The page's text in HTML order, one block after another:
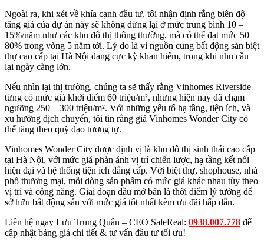
Ngoài ra, khi xét về khía cạnh đầu tư, tôi nhận định rằng biên độ
tăng giá của dự án này sẽ không dừng lại ở mức trung bình 10 –
15%/năm như các khu đô thị thông thường, mà có thể đạt mức 50 –
80% trong vòng 5 năm tới. Lý do là vì nguồn cung bất động sản biệt
thự cao cấp tại Hà Nội đang cực kỳ khan hiếm, trong khi nhu cầu
lại ngày càng lớn.
Nếu nhìn lại thị trường, chúng ta sẽ thấy rằng Vinhomes Riverside
từng có mức giá khởi điểm 60 triệu/m², nhưng hiện nay đã chạm
ngưỡng 250 – 300 triệu/m². Với những yếu tố hạ tầng, tiện ích, và
xu hướng dịch chuyển, tôi tin rằng giá Vinhomes Wonder City có
thể tăng theo quỹ đạo tương tự.
Vinhomes Wonder City được định vị là khu đô thị sinh thái cao cấp
tại Hà Nội, với mức giá phản ánh vị trí chiến lược, hạ tầng kết nối
hiện đại và hệ thống tiện ích đẳng cấp. Với biệt thự, shophouse, nhà
phố thương mại, mỗi dòng sản phẩm có mức giá khác nhau tùy theo
vị trí và công năng. Giai đoạn đầu mở bán là thời điểm lý tưởng để
sở hữu bất động sản với mức giá tốt nhất kèm ưu đãi hấp dẫn.
Liên hệ ngay Lưu Trung Quân – CEO SaleReal: 0938.007.778 để
cập nhật bảng giá chi tiết & tư vấn đầu tư tối ưu!